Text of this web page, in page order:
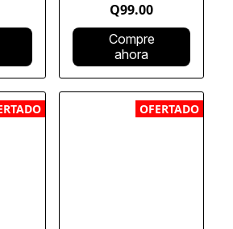
Q99.00
Compre
ahora
OFERTADO